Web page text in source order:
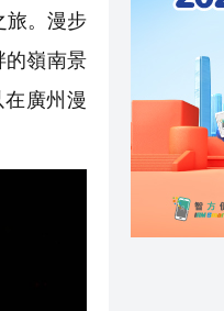
旅。漫步
的嶺南景
廣州漫